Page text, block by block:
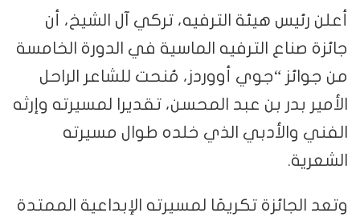
أعلن رئيس هيئة الترفيه، تركي آل الشيخ، أن
جائزة صناع الترفيه الماسية في الدورة الخامسة
من جوائز “جوي أووردز، مُنحت للشاعر الراحل
الأمير بدر بن عبد المحسن، تقديرا لمسيرته وإرثه
الفني والأدبي الذي خلده طوال مسيرته
الشعرية.
وتعد الجائزة تكريمًا لمسيرته الإبداعية الممتدة